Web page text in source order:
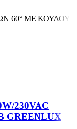
ΜΕ ΚΟΥΔΟΥΝΙ
230VAC
GREENLUX